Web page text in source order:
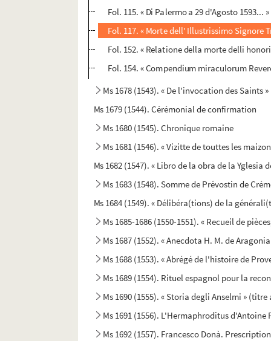
Fol. 115. « Di Palermo a 29 d'Agosto 1593... »
Fol. 117. « Morte dell' Illustrissimo
Fol. 152. « Relatione della morte delli
Fol. 154. « Compendium miraculorum
Ms 1678 (1543). « De l'invocation des Saints »
Ms 1679 (1544). Cérémonial de confirmation
Ms 1680 (1545). Chronique romaine
Ms 1681 (1546). « Vizitte de touttes les
Ms 1682 (1547). « Libro de la obra de la
Ms 1683 (1548). Somme de Prévostin de
Ms 1684 (1549). « Délibéra(tions) de la
Ms 1685-1686 (1550-1551). « Recueil de
Ms 1687 (1552). « Anecdota H. M. de
Ms 1688 (1553). « Abrégé de l'histoire de
Ms 1689 (1554). Rituel espagnol pour la
Ms 1690 (1555). « Storia degli Anselmi » (titre
Ms 1691 (1556). L'Hermaphroditus
Ms 1692 (1557). Francesco Donà.